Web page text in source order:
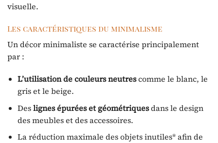
visuelle.
Les caractéristiques du minimalisme
Un décor minimaliste se caractérise principalement
par :
L’utilisation de couleurs neutrescomme le blanc, le
gris et le beige.
Deslignes épurées et géométriquesdans le design
des meubles et des accessoires.
La réduction maximale des objets inutiles* afin de